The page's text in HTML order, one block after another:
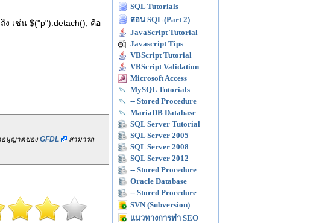
ง เช่น $("p").detach(); คือ
อนุญาตของGFDL
สามารถ
SQL Tutorials
สอน SQL (Part 2)
JavaScript Tutorial
Javascript Tips
VBScript Tutorial
VBScript Validation
Microsoft Access
MySQL Tutorials
-- Stored Procedure
MariaDB Database
SQL Server Tutorial
SQL Server 2005
SQL Server 2008
SQL Server 2012
-- Stored Procedure
Oracle Database
-- Stored Procedure
SVN (Subversion)
แนวทางการทำ SEO